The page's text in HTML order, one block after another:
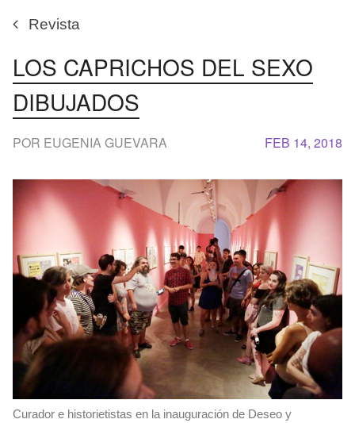
Revista
LOS CAPRICHOS DEL SEXO
DIBUJADOS
FEB 14, 2018
POR EUGENIA GUEVARA
Curador e historietistas en la inauguración de Deseo y